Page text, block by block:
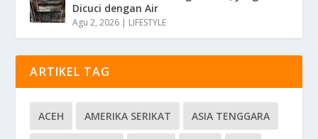
Dicuci dengan Air
Agu 2, 2026 | LIFESTYLE
ARTIKEL TAG
ACEH AMERIKA SERIKAT ASIA TENGGARA